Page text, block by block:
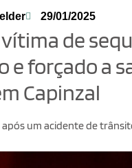
29/01/2025
de
e forçado a
Capinzal
um acidente de